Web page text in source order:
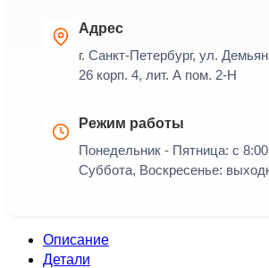
Адрес
г. Санкт-Петербург, ул.
26 корп. 4, лит. А пом. 2-Н
Режим работы
Понедельник - Пятница: с
Суббота, Воскресенье:
Описание
Детали